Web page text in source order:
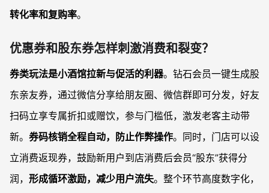
转化率和复购率。
优惠券和股东券怎样刺激消费和裂变？
券类玩法是小酒馆拉新与促活的利器。钻石会员一键生成股
东亲友券，通过微信分享给朋友圈、微信群即可分发，好友
扫码立享专属折扣或赠饮，参与门槛低，激发老客主动带
新。 券码核销全程自动，防止作弊操作。同时，门店可以设
立消费返现券，鼓励新用户到店消费后会员“股东”获得分
润， 形成循环激励，减少用户流失。整个环节高度数字化，